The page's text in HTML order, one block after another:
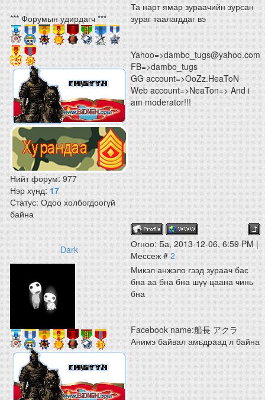
*** Форумын удирдагч ***
Нийт форум:977
Нэр хүнд:17
Статус:Одоо холбогдоогүй
байна
Та нарт ямар зураачийн зурсан
зураг таалагддаг вэ
Yahoo=>dambo_tugs@yahoo.com
FB=>dambo_tugs
GG account=>OoZz.HeaToN
Web account=>NeaTon=> And i
am moderator!!!
Dark
Огноо: Ба, 2013-12-06, 6:59 PM |
Мессеж #2
Микэл анжэло гээд зураач бас
бна аа бна бна шүү цаана чинь
бна
Facebook name:船長 アクラ
Анимэ байвал амьдраад л байна